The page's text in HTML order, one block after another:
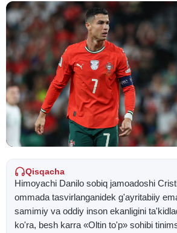
Qisqacha
Himoyachi Danilo sobiq jamoadoshi
ommada tasvirlanganidek g'ayritabiiy
samimiy va oddiy inson ekanligini
ko'ra, besh karra «Oltin to'p» sohibi